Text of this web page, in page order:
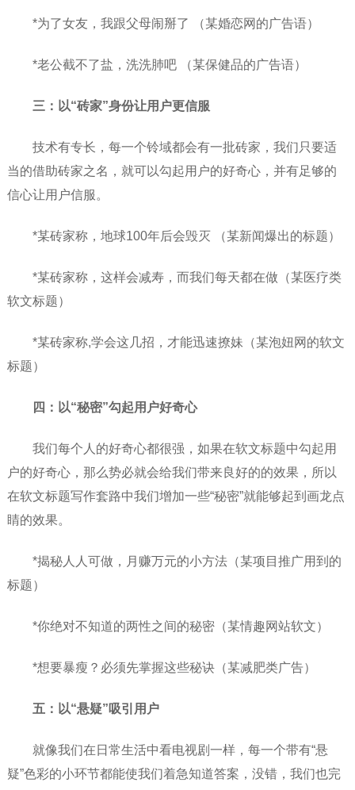
*为了女友，我跟父母闹掰了 （某婚恋网的广告语）
*老公截不了盐，洗洗肺吧 （某保健品的广告语）
三：以“砖家”身份让用户更信服
技术有专长，每一个铃域都会有一批砖家，我们只要适
当的借助砖家之名，就可以勾起用户的好奇心，并有足够的
信心让用户信服。
*某砖家称，地球100年后会毁灭 （某新闻爆出的标题）
*某砖家称，这样会减寿，而我们每天都在做（某医疗类
软文标题）
*某砖家称,学会这几招，才能迅速撩妹（某泡妞网的软文
标题）
四：以“秘密”勾起用户好奇心
我们每个人的好奇心都很强，如果在软文标题中勾起用
户的好奇心，那么势必就会给我们带来良好的的效果，所以
在软文标题写作套路中我们增加一些“秘密”就能够起到画龙点
睛的效果。
*揭秘人人可做，月赚万元的小方法（某项目推广用到的
标题）
*你绝对不知道的两性之间的秘密（某情趣网站软文）
*想要暴瘦？必须先掌握这些秘诀（某减肥类广告）
五：以“悬疑”吸引用户
就像我们在日常生活中看电视剧一样，每一个带有“悬
疑”色彩的小环节都能使我们着急知道答案，没错，我们也完